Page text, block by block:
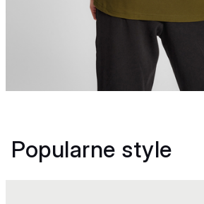
Popularne style